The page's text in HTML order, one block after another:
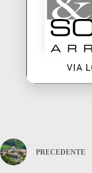
PRECEDENTE